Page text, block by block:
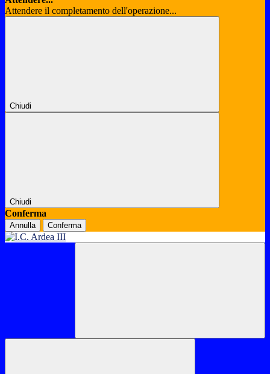
Attendere il completamento dell'operazione...
Chiudi
Chiudi
Conferma
Annulla Conferma